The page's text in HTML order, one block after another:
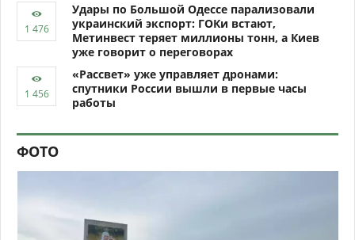
Удары по Большой Одессе парализовали
украинский экспорт: ГОКи встают,
Метинвест теряет миллионы тонн, а Киев
уже говорит о переговорах
«Рассвет» уже управляет дронами:
спутники России вышли в первые часы
работы
ФОТО